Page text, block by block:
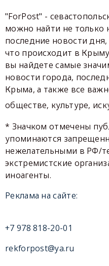
"ForPost" -
можно найти не только
последние новости
что происходит в
вы найдете самые
новости города,
Крыма, а также все
обществе, культуре,
* Значком отмечены
упоминаются
нежелательными в РФ/
экстремистские
иноагенты.
Реклама на сайте:
+7 978 818-20-01
rekforpost@ya.ru